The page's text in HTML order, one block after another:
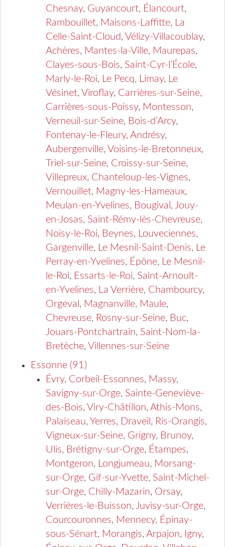
Chesnay, Guyancourt, Élancourt,
Rambouillet, Maisons-Laffitte, La
Celle-Saint-Cloud, Vélizy-Villacoublay,
Achères, Mantes-la-Ville, Maurepas,
Clayes-sous-Bois, Saint-Cyr-l’École,
Marly-le-Roi, Le Pecq, Limay, Le
Vésinet, Viroflay, Carrières-sur-Seine,
Carrières-sous-Poissy, Montesson,
Verneuil-sur-Seine, Bois-d’Arcy,
Fontenay-le-Fleury, Andrésy,
Aubergenville, Voisins-le-Bretonneux,
Triel-sur-Seine, Croissy-sur-Seine,
Villepreux, Chanteloup-les-Vignes,
Vernouillet, Magny-les-Hameaux,
Meulan-en-Yvelines, Bougival , Jouy-
en-Josas, Saint-Rémy-lès-Chevreuse,
Noisy-le-Roi, Beynes, Louveciennes,
Gargenville, Le Mesnil-Saint-Denis, Le
Perray-en-Yvelines, Épône, Le Mesnil-
le-Roi, Essarts-le-Roi, Saint-Arnoult-
en-Yvelines, La Verrière, Chambourcy,
Orgeval , Magnanville, Maule,
Chevreuse, Rosny-sur-Seine, Buc,
Jouars-Pontchartrain, Saint-Nom-la-
Bretèche, Villennes-sur-Seine
Essonne (91)
Évry, Corbeil-Essonnes, Massy,
Savigny-sur-Orge, Sainte-Geneviève-
des-Bois, Viry-Châtillon, Athis-Mons,
Palaiseau, Yerres, Draveil , Ris-Orangis,
Vigneux-sur-Seine, Grigny, Brunoy,
Ulis, Brétigny-sur-Orge, Étampes,
Montgeron, Longjumeau, Morsang-
sur-Orge, Gif-sur-Yvette, Saint-Michel-
sur-Orge, Chilly-Mazarin, Orsay,
Verrières-le-Buisson, Juvisy-sur-Orge,
Courcouronnes, Mennecy, Épinay-
sous-Sénart, Morangis, Arpajon, Igny,